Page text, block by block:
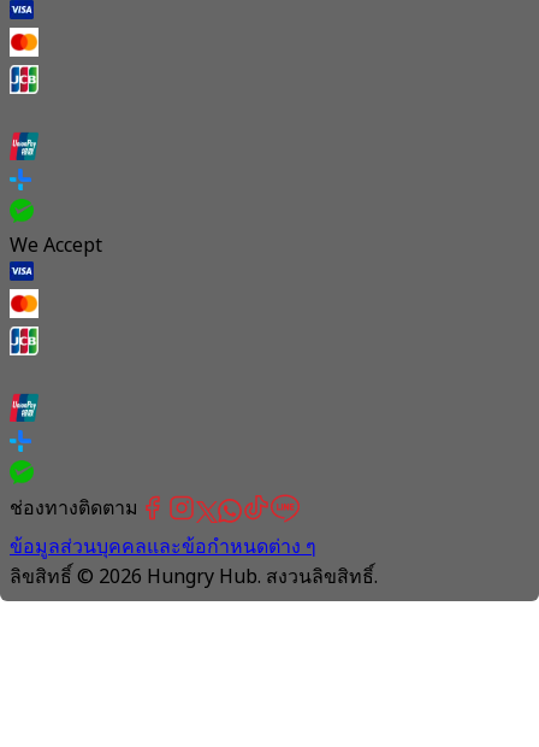
We Accept
ช่องทางติดตาม
ข้อมูลส่วนบุคคลและข้อกำหนดต่าง ๆ
ลิขสิทธิ์ © 2026 Hungry Hub. สงวนลิขสิทธิ์.
Connection